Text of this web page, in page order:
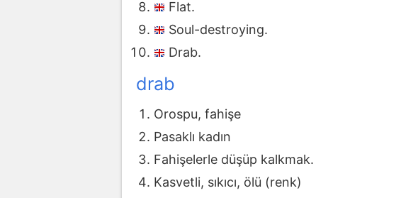
Flat.
Soul-destroying.
Drab.
drab
Orospu, fahişe
Pasaklı kadın
Fahişelerle düşüp kalkmak.
Kasvetli, sıkıcı, ölü (renk)